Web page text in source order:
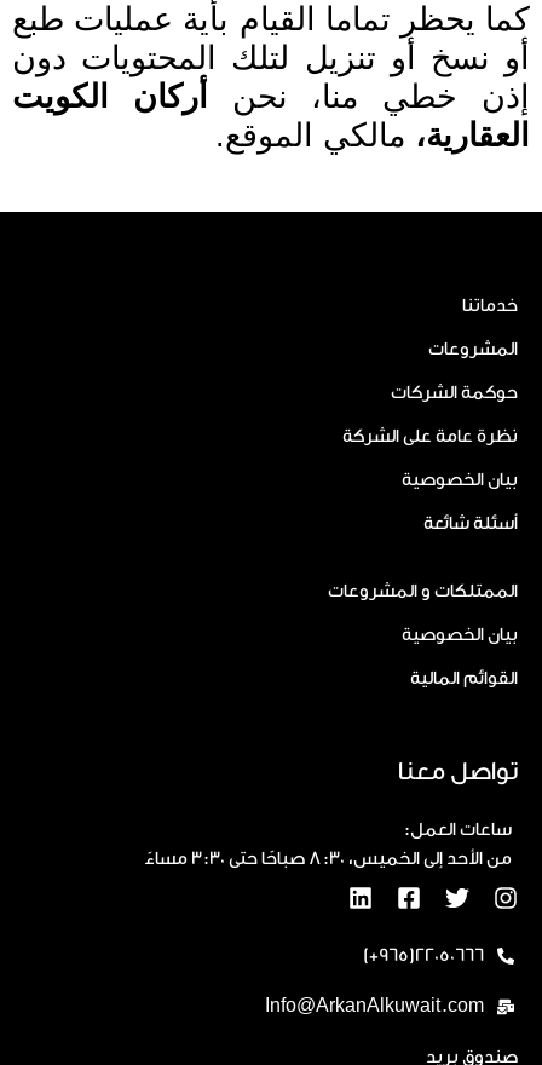
كما يحظر تماما القيام بأية عمليات طبع
أو نسخ أو تنزيل لتلك المحتويات دون
إذن خطي منا، نحن
أركان الكويت
العقارية، مالكي الموقع.
خدماتنا
المشروعات
حوكمة الشركات
نظرة عامة على الشركة
بيان الخصوصية
أسئلة شائعة
الممتلكات و المشروعات
بيان الخصوصية
القوائم المالية
تواصل معنا
ساعات العمل:
من الأحد إلى الخميس، 8:30 صباحًا حتى 3:30 مساءً
22050666(965+)
Info@ArkanAlkuwait.com
صندوق بريد